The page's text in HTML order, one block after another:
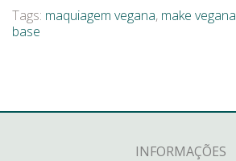
Tags: maquiagem vegana, make vegana
base
INFORMAÇÕES